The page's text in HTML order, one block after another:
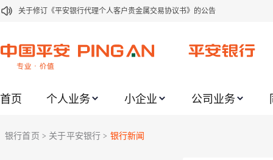
关于修订《平安银行代理个人客户贵金属交易协议书》的公告
关于我行聚金宝交易软件升级更新的通知
关于2020年端午节期间上金所代理业务调整合约保证金比例和涨跌幅度限制的
关于加强代理贵金属业务风险防范的提示
首页 个人业务 小企业 公司业务
银行首页 > 关于平安银行 > 银行新闻